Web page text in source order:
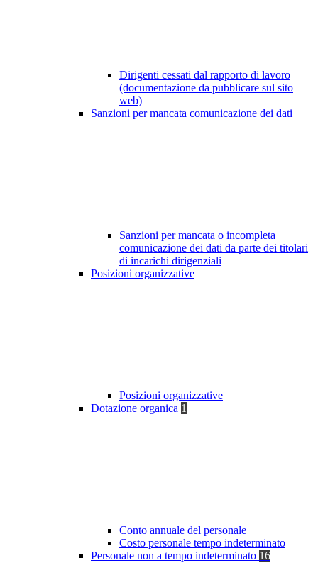
Dirigenti cessati dal rapporto di lavoro
(documentazione da pubblicare sul sito
web)
Sanzioni per mancata comunicazione dei dati
Sanzioni per mancata o incompleta
comunicazione dei dati da parte dei titolari
di incarichi dirigenziali
Posizioni organizzative
Posizioni organizzative
Dotazione organica 1
Conto annuale del personale
Costo personale tempo indeterminato
Personale non a tempo indeterminato 16